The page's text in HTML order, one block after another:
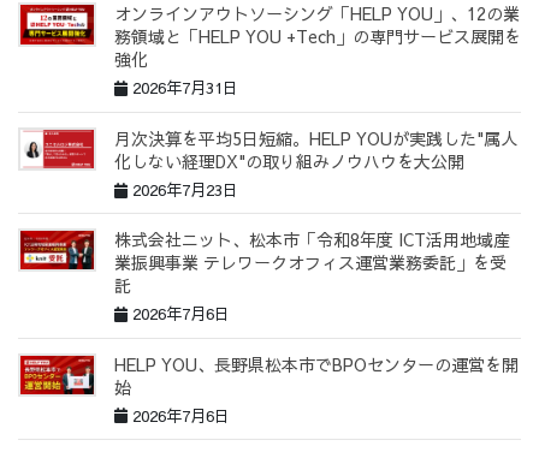
オンラインアウトソーシング「HELP YOU」、12の業
務領域と「HELP YOU +Tech」の専門サービス展開を
強化
2026年7月31日
月次決算を平均5日短縮。HELP YOUが実践した"属人
化しない経理DX"の取り組みノウハウを大公開
2026年7月23日
株式会社ニット、松本市「令和8年度 ICT活用地域産
業振興事業 テレワークオフィス運営業務委託」を受
託
2026年7月6日
HELP YOU、長野県松本市でBPOセンターの運営を開
始
2026年7月6日